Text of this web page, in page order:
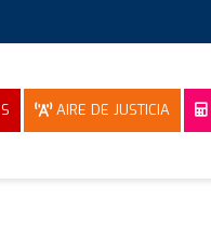
AIRE DE JUSTICIA